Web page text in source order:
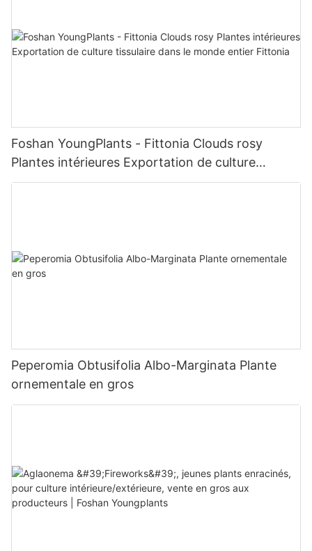
Foshan YoungPlants - Fittonia Clouds rosy
Plantes intérieures Exportation de culture
tissulaire dans le monde entier Fittonia
Peperomia Obtusifolia Albo-Marginata Plante
ornementale en gros